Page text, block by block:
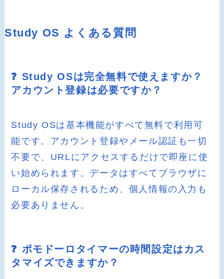
Study OS よくある質問
❓ Study OSは完全無料で使えますか？
アカウント登録は必要ですか？
Study OSは基本機能がすべて無料で利用可
能です。アカウント登録やメール認証も一切
不要で、URLにアクセスするだけで即座に使
い始められます。データはすべてブラウザに
ローカル保存されるため、個人情報の入力も
必要ありません。
❓ ポモドーロタイマーの時間設定はカス
タマイズできますか？